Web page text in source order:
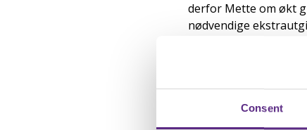
Consent
derfor Mette om økt
nødvendige
Da Mette søkte om
Mettes